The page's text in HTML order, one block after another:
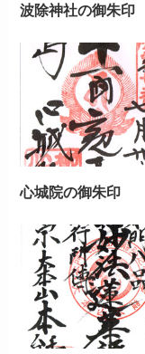
波除神社の御朱印
心城院の御朱印